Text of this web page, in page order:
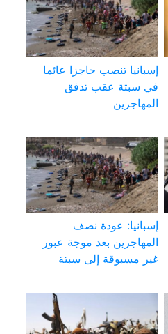
إسبانيا تنصب حاجزا عائما
في سبتة عقب تدفق
المهاجرين
إسبانيا: عودة نصف
المهاجرين بعد موجة عبور
غير مسبوقة إلى سبتة